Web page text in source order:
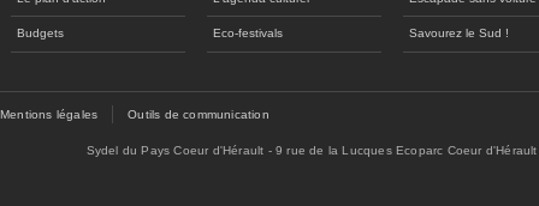
Budgets Eco-festivals Savourez le Sud !
Mentions légales Outils de communication
Sydel du Pays Coeur d'Hérault - 9 rue de la Lucques Ecoparc Coeur